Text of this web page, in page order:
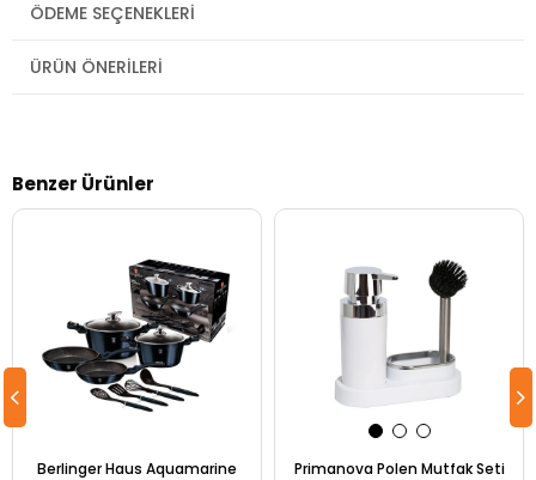
ÖDEME SEÇENEKLERI
ÜRÜN ÖNERILERI
Benzer Ürünler
Berlinger Haus Aquamarine
Primanova Polen Mutfak Seti